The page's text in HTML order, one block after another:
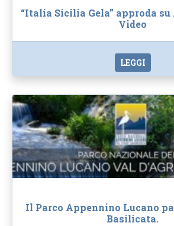
“Italia Sicilia Gela” approda
Video
LEGGI
Il Parco Appennino Lucano
Basilicata.